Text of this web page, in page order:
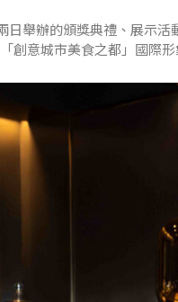
舉辦的頒獎典禮、展示
創意城市美食之都」國際